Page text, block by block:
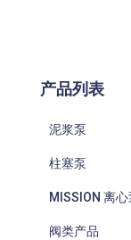
产品列表
泥浆泵
柱塞泵
MISSION 离心
阀类产品